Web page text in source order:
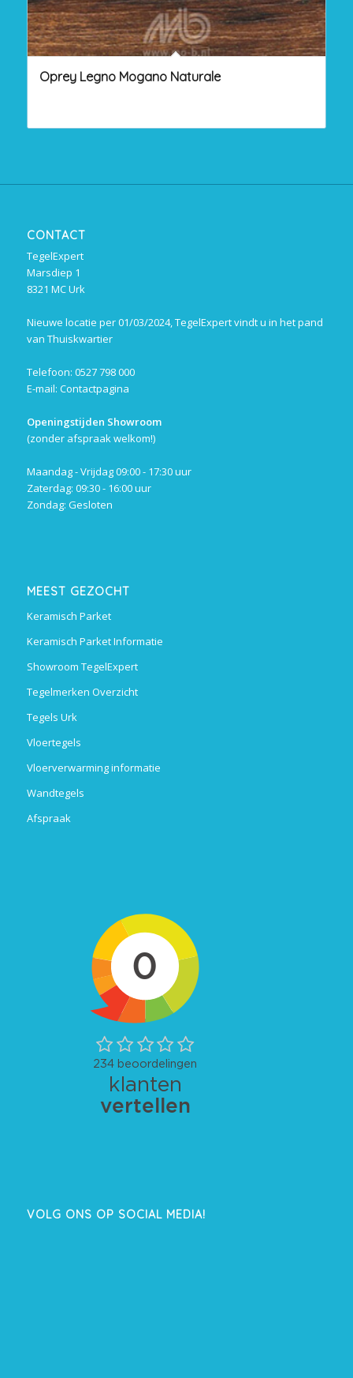
Oprey Legno Mogano Naturale
CONTACT
TegelExpert
Marsdiep 1
8321 MC Urk
Nieuwe locatie per 01/03/2024, TegelExpert vindt u in het pand
van Thuiskwartier
Telefoon: 0527 798 000
E-mail: Contactpagina
Openingstijden Showroom
(zonder afspraak welkom!)
Maandag - Vrijdag 09:00 - 17:30 uur
Zaterdag: 09:30 - 16:00 uur
Zondag: Gesloten
MEEST GEZOCHT
Keramisch Parket
Keramisch Parket Informatie
Showroom TegelExpert
Tegelmerken Overzicht
Tegels Urk
Vloertegels
Vloerverwarming informatie
Wandtegels
Afspraak
VOLG ONS OP SOCIAL MEDIA!